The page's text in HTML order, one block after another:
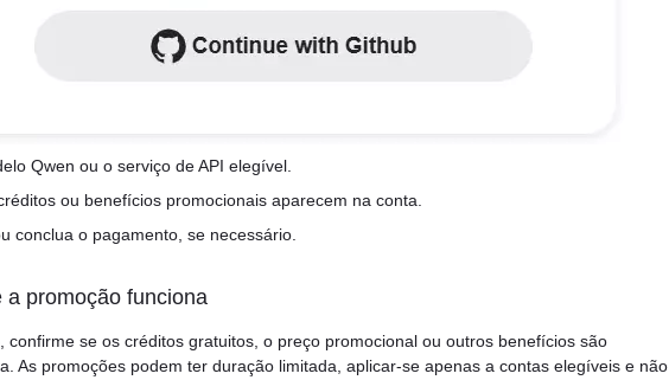
Qwen ou o serviço de API elegível.
ou benefícios promocionais aparecem na conta.
conclua o pagamento, se necessário.
a promoção funciona
confirme se os créditos gratuitos, o preço promocional ou outros benefícios são
As promoções podem ter duração limitada, aplicar-se apenas a contas elegíveis e não